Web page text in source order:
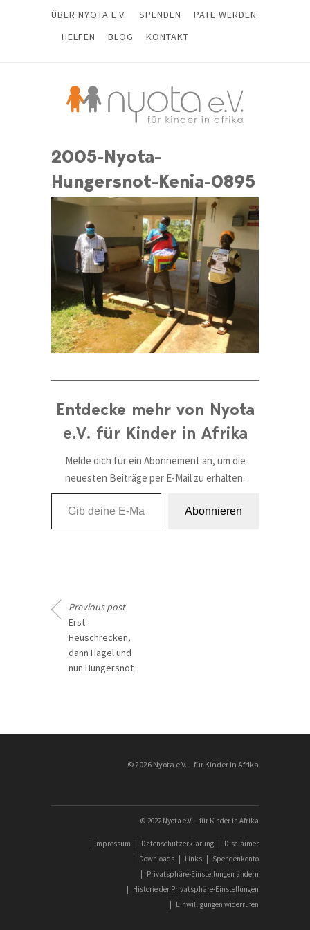
ÜBER NYOTA E.V. SPENDEN
PATE WERDEN
HELFEN
BLOG KONTAKT
2005-Nyota-
Hungersnot-Kenia-0895
Entdecke mehr von Nyota
e.V. für Kinder in Afrika
Melde dich für ein Abonnement an, um die
neuesten Beiträge per E-Mail zu erhalten.
Gib deine E-Mail-Adresse ein ...
Abonnieren
Previous post
Erst
Heuschrecken,
dann Hagel und
nun Hungersnot
© 2026 Nyota e.V. – für Kinder in Afrika
© 2022 Nyota e.V. – für Kinder in Afrika
Impressum Datenschutzerklärung
Disclaimer
Downloads Links
Spendenkonto
Privatsphäre-Einstellungen ändern
Historie der Privatsphäre-Einstellungen
Einwilligungen widerrufen